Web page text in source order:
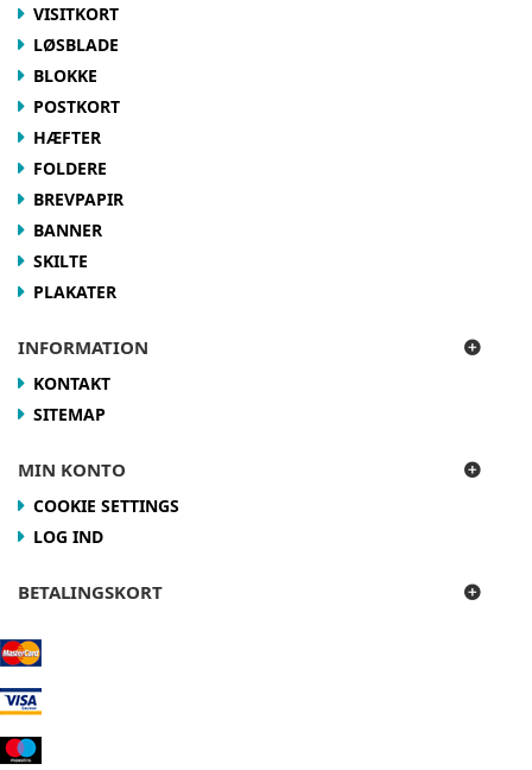
VISITKORT
LØSBLADE
BLOKKE
POSTKORT
HÆFTER
FOLDERE
BREVPAPIR
BANNER
SKILTE
PLAKATER
INFORMATION
KONTAKT
SITEMAP
MIN KONTO
COOKIE SETTINGS
LOG IND
BETALINGSKORT